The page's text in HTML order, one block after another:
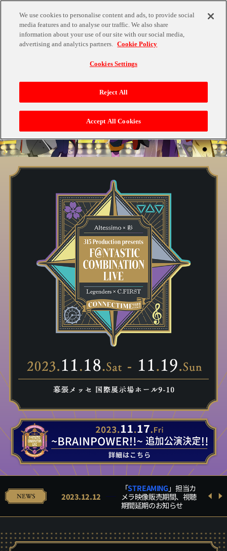
2023.12.12
「STREAMING」担当カ
メラ映像販売期間、視聴
期間延期のお知らせ
STREAMING
Blu-ray STR
EAMING
SCHEDULE & TICKE
T GOODS
STREAMING
ATTENTION Q&A
ATTENTION Q&A
SCHEDULE & TICKE
T
SCHEDULE & TICKET
SCHEDULE & TICKET
GOODS
We use cookies to personalise content and ads, to provide social
media features and to analyse our traffic. We also share
information about your use of our site with our social media,
advertising and analytics partners. Cookie Policy
Cookies Settings
Reject All
Accept All Cookies